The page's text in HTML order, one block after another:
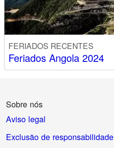
FERIADOS RECENTES
Feriados Angola 2024
Sobre nós
Aviso legal
Exclusão de responsabilidade